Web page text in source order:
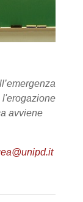
l'erogazione
avviene